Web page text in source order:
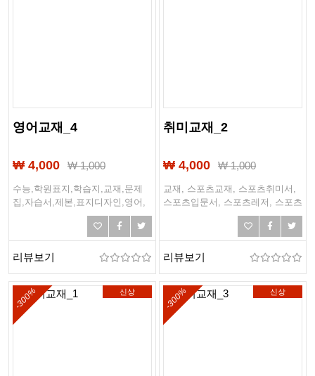
영어교재_4
₩ 4,000 ₩1,000
수능,학원표지,학습지,교재,문제
집,자습서,제본,표지디자인,영어,
중등영어,고등영어,고등학교국영
어,중학교영어,학원교재,외국어표
지,수능문제집,모의고사모음집
리뷰보기
취미교재_2
₩ 4,000 ₩1,000
교재, 스포츠교재, 스포츠취미서,
스포츠입문서, 스포츠레저, 스포츠
가이드, 트레이닝북, 레슨사이드,
입문가이드, 실전교재, 골프입문
서, 골프가이드, 골프교재
리뷰보기
신상
-300% 신상
-300%